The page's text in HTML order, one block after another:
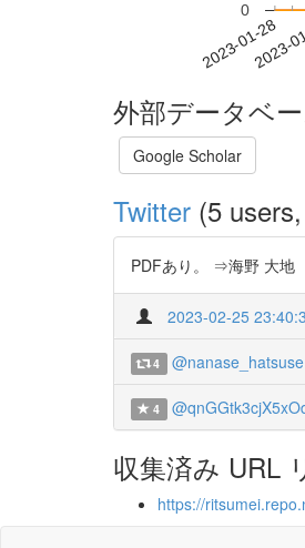
2023-01-28
2023-
0
外部データベ
Google Scholar
Twitter (5
PDFあり。 ⇒海野 大地
2023-02-25
4 @nanase_hatsuse
4
収集済み URL
https://